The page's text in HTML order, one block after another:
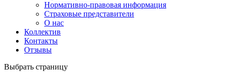
Нормативно-правовая информация
Страховые представители
О нас
Коллектив
Контакты
Отзывы
Выбрать страницу